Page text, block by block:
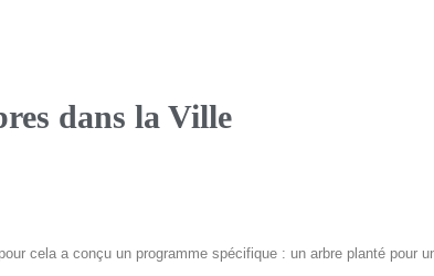
dans la Ville
cela a conçu un programme spécifique : un arbre planté pour